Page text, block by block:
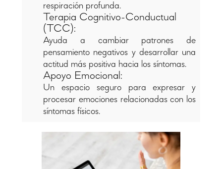
respiración profunda.
Terapia Cognitivo-Conductual
(TCC):
Ayuda a cambiar patrones de
pensamiento negativos y desarrollar una
actitud más positiva hacia los síntomas.
Apoyo Emocional:
Un espacio seguro para expresar y
procesar emociones relacionadas con los
síntomas físicos.